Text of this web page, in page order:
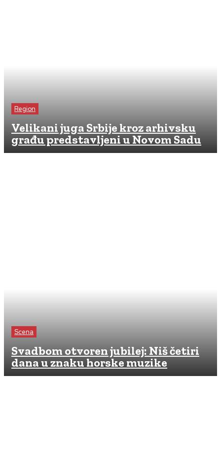
Region
Velikani juga Srbije kroz arhivsku
građu predstavljeni u Novom Sadu
Scena
Svadbom otvoren jubilej: Niš četiri
dana u znaku horske muzike